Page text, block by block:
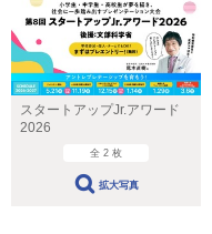
スタートアップJr.アワード
2026
全 2 枚
拡大写真